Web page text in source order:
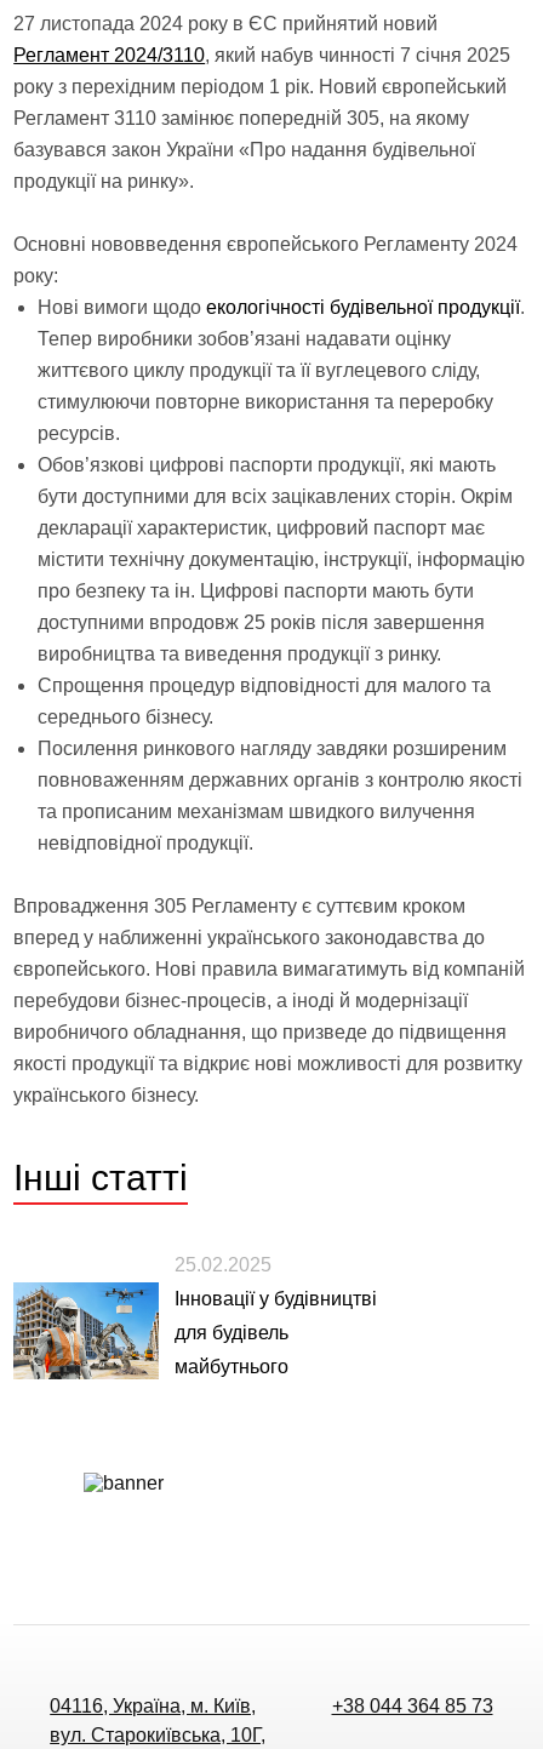
27 листопада 2024 року в ЄС прийнятий новий
Регламент 2024/3110, який набув чинності 7 січня 2025
року з перехідним періодом 1 рік. Новий європейський
Регламент 3110 замінює попередній 305, на якому
базувався закон України «Про надання будівельної
продукції на ринку».
Основні нововведення європейського Регламенту 2024
року:
Нові вимоги щодоекологічності будівельної продукції.
Тепер виробники зобов’язані надавати оцінку
життєвого циклу продукції та її вуглецевого сліду,
стимулюючи повторне використання та переробку
ресурсів.
Обов’язкові цифрові паспорти продукції, які мають
бути доступними для всіх зацікавлених сторін. Окрім
декларації характеристик, цифровий паспорт має
містити технічну документацію, інструкції, інформацію
про безпеку та ін. Цифрові паспорти мають бути
доступними впродовж 25 років після завершення
виробництва та виведення продукції з ринку.
Спрощення процедур відповідності для малого та
середнього бізнесу.
Посилення ринкового нагляду завдяки розширеним
повноваженням державних органів з контролю якості
та прописаним механізмам швидкого вилучення
невідповідної продукції.
Впровадження 305 Регламенту є суттєвим кроком
вперед у наближенні українського законодавства до
європейського. Нові правила вимагатимуть від компаній
перебудови бізнес-процесів, а іноді й модернізації
виробничого обладнання, що призведе до підвищення
якості продукції та відкриє нові можливості для розвитку
українського бізнесу.
Інші статті
25.02.2025
Інновації у будівництві
для будівель
майбутнього
04116, Україна, м. Київ,
вул. Старокиївська, 10Г,
+38 044 364 85 73